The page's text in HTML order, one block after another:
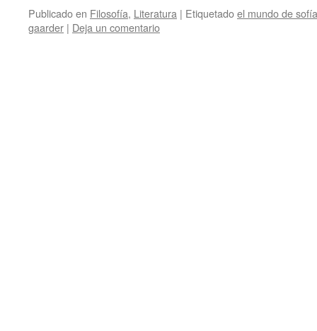
Publicado en Filosofía, Literatura | Etiquetadoel mundo de sofía
gaarder | Deja un comentario